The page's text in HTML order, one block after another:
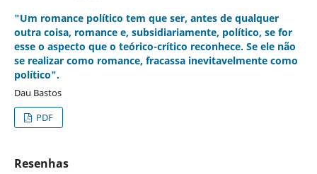
"Um romance político tem que ser, antes de qualquer
outra coisa, romance e, subsidiariamente, político, se for
esse o aspecto que o teórico-crítico reconhece. Se ele não
se realizar como romance, fracassa inevitavelmente como
político".
Dau Bastos
PDF
Resenhas